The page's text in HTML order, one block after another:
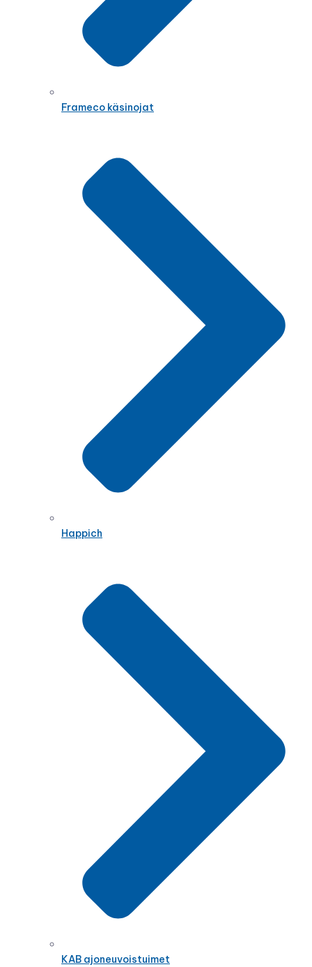
Frameco käsinojat
Happich
KAB ajoneuvoistuimet